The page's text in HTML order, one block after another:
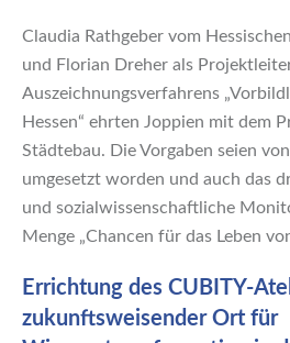
Claudia Rathgeber vom
und Florian Dreher als
Auszeichnungsverfahrens
Hessen“ ehrten Joppien mit dem
Städtebau. Die Vorgaben seien
umgesetzt worden und auch das
und sozialwissenschaftliche
Menge „Chancen für das Leben
Errichtung des CUBITY-
zukunftsweisender Ort für